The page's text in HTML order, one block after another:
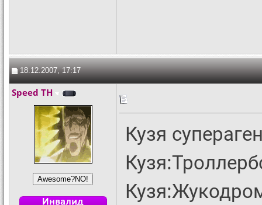
18.12.2007, 17:17
Speed TH
Кузя